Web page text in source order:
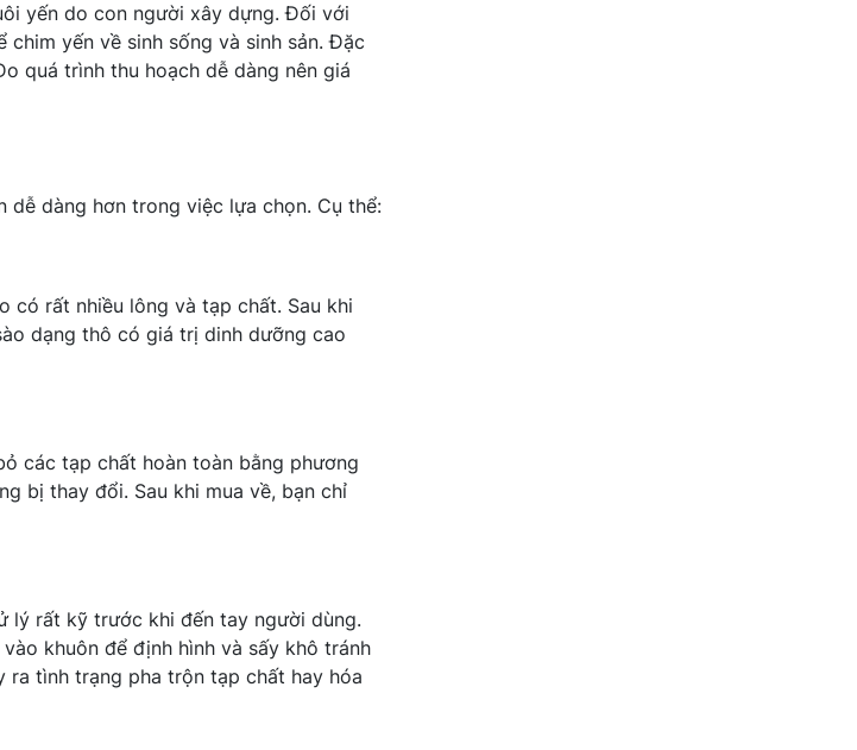
yến do con người xây dựng. Đối với
yến về sinh sống và sinh sản. Đặc
quá trình thu hoạch dễ dàng nên giá
dễ dàng hơn trong việc lựa chọn. Cụ thể:
có rất nhiều lông và tạp chất. Sau khi
dạng thô có giá trị dinh dưỡng cao
các tạp chất hoàn toàn bằng phương
bị thay đổi. Sau khi mua về, bạn chỉ
lý rất kỹ trước khi đến tay người dùng.
khuôn để định hình và sấy khô tránh
ra tình trạng pha trộn tạp chất hay hóa